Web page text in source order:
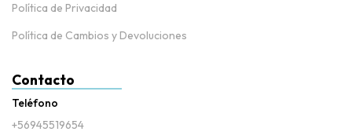
Política de Privacidad
Política de Cambios y Devoluciones
Contacto
Teléfono
+56945519654